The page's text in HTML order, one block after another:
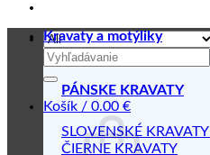
Hľadať:
Košík / 0.00 €
Kravaty a motýliky
PÁNSKE KRAVATY
SLOVENSKÉ KRAVATY
ČIERNE KRAVATY